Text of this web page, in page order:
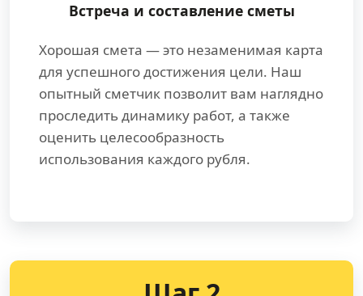
Встреча и составление сметы
Хорошая смета — это незаменимая карта
для успешного достижения цели. Наш
опытный сметчик позволит вам наглядно
проследить динамику работ, а также
оценить целесообразность
использования каждого рубля.